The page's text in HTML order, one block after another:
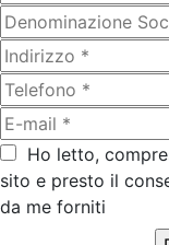
Ho letto,
sito e presto il
da me forniti